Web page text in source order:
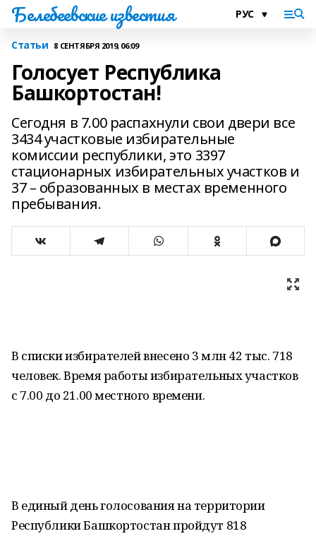
Белебеевские известия
Статьи 8 СЕНТЯБРЯ 2019, 06:09
Голосует Республика
Башкортостан!
Сегодня в 7.00 распахнули свои двери все
3434 участковые избирательные
комиссии республики, это 3397
стационарных избирательных участков и
37 – образованных в местах временного
пребывания.
В списки избирателей внесено 3 млн 42 тыс. 718
человек. Время работы избирательных участков
с 7.00 до 21.00 местного времени.
В единый день голосования на территории
Республики Башкортостан пройдут 818